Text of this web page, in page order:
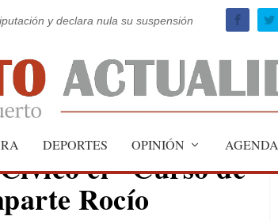
y declara nula su suspensión
DEPORTES OPINIÓN AGENDA
el "Curso de
Rocío